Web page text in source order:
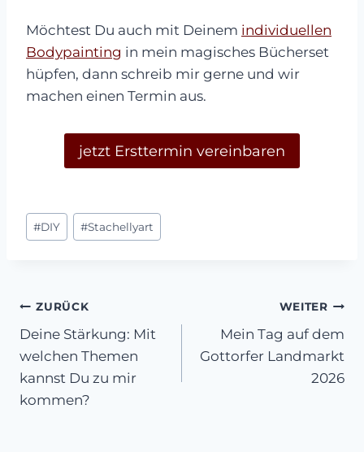
Möchtest Du auch mit Deinem individuellen
Bodypainting in mein magisches Bücherset
hüpfen, dann schreib mir gerne und wir
machen einen Termin aus.
jetzt Ersttermin vereinbaren
Schlagworte:
#DIY #Stachellyart
Beitragsnavigation
ZURÜCK
Deine Stärkung: Mit
welchen Themen
kannst Du zu mir
kommen?
WEITER
Mein Tag auf dem
Gottorfer Landmarkt
2026